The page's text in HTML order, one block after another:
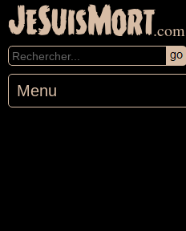
JeSuisMort.com
Menu